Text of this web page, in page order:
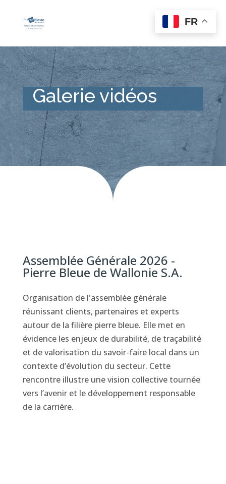
Galerie vidéos
Assemblée Générale 2026 -
Pierre Bleue de Wallonie S.A.
Organisation de l'assemblée générale
réunissant clients, partenaires et experts
autour de la filière pierre bleue. Elle met en
évidence les enjeux de durabilité, de traçabilité
et de valorisation du savoir-faire local dans un
contexte d’évolution du secteur. Cette
rencontre illustre une vision collective tournée
vers l’avenir et le développement responsable
de la carrière.
FR